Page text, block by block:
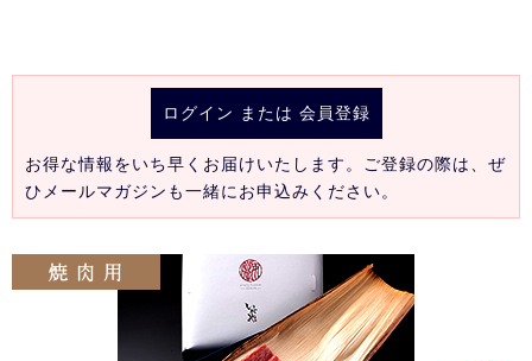
ログイン または 会員登録
お得な情報をいち早くお届けいたします。ご登録の際は、ぜ
ひメールマガジンも一緒にお申込みください。